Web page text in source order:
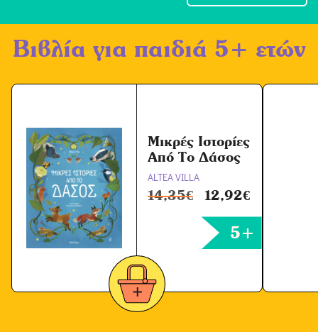
ή
Ό
ω
Βιβλία για παιδιά 5+ ετών
Μικρές Ιστορίες
Από Το Δάσος
ALTEA VILLA
14,35€ 12,92€
5+